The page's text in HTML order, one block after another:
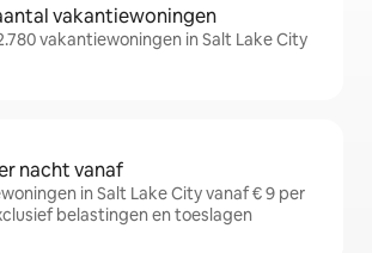
vakantiewoningen
vakantiewoningen in Salt Lake City
nacht vanaf
in Salt Lake City vanaf € 9 per
belastingen en toeslagen